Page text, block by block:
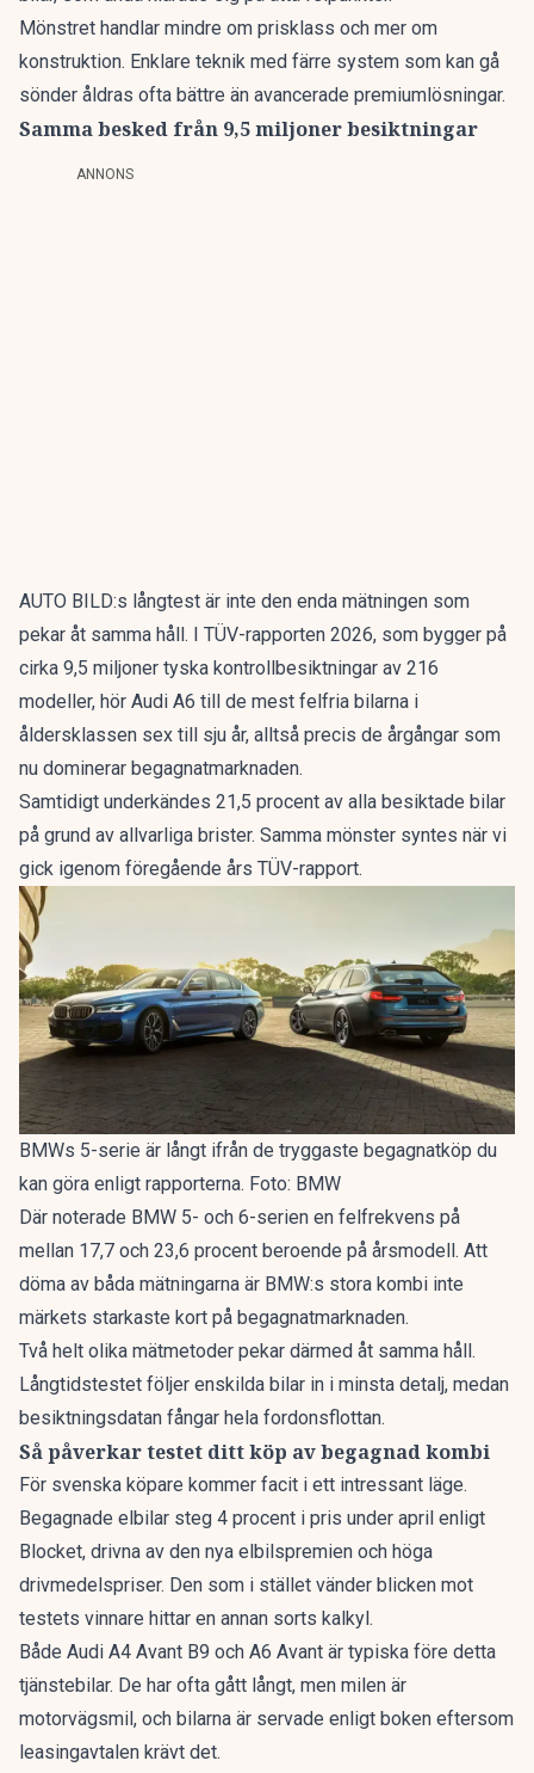
Mönstret handlar mindre om prisklass och mer om
konstruktion. Enklare teknik med färre system som kan gå
sönder åldras ofta bättre än avancerade premiumlösningar.
Samma besked från 9,5 miljoner besiktningar
ANNONS
AUTO BILD:s långtest är inte den enda mätningen som
pekar åt samma håll. I TÜV-rapporten 2026, som bygger på
cirka 9,5 miljoner tyska kontrollbesiktningar av 216
modeller, hör Audi A6 till de mest felfria bilarna i
åldersklassen sex till sju år, alltså precis de årgångar som
nu dominerar begagnatmarknaden.
Samtidigt underkändes 21,5 procent av alla besiktade bilar
på grund av allvarliga brister. Samma mönster syntes när vi
gick igenom föregående års TÜV-rapport.
BMWs 5-serie är långt ifrån de tryggaste begagnatköp du
kan göra enligt rapporterna. Foto: BMW
Där noterade BMW 5- och 6-serien en felfrekvens på
mellan 17,7 och 23,6 procent beroende på årsmodell. Att
döma av båda mätningarna är BMW:s stora kombi inte
märkets starkaste kort på begagnatmarknaden.
Två helt olika mätmetoder pekar därmed åt samma håll.
Långtidstestet följer enskilda bilar in i minsta detalj, medan
besiktningsdatan fångar hela fordonsflottan.
Så påverkar testet ditt köp av begagnad kombi
För svenska köpare kommer facit i ett intressant läge.
Begagnade elbilar steg 4 procent i pris under april enligt
Blocket, drivna av den nya elbilspremien och höga
drivmedelspriser. Den som i stället vänder blicken mot
testets vinnare hittar en annan sorts kalkyl.
Både Audi A4 Avant B9 och A6 Avant är typiska före detta
tjänstebilar. De har ofta gått långt, men milen är
motorvägsmil, och bilarna är servade enligt boken eftersom
leasingavtalen krävt det.